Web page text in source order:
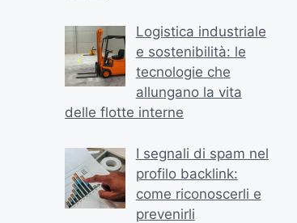
Logistica industriale
e sostenibilità: le
tecnologie che
allungano la vita
delle flotte interne
I segnali di spam nel
profilo backlink:
come riconoscerli e
prevenirli